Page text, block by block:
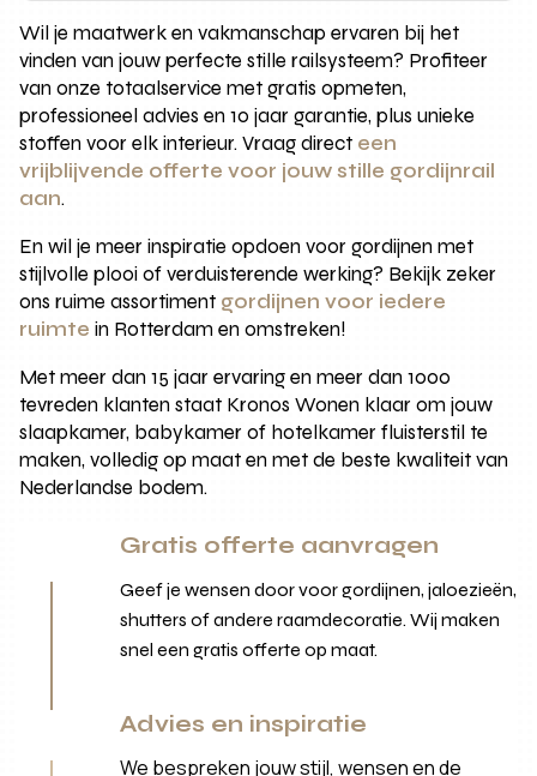
Wil je maatwerk en vakmanschap ervaren bij het
vinden van jouw perfecte stille railsysteem? Profiteer
van onze totaalservice met gratis opmeten,
professioneel advies en 10 jaar garantie, plus unieke
stoffen voor elk interieur. Vraag direct een
vrijblijvende offerte voor jouw stille gordijnrail
aan.
En wil je meer inspiratie opdoen voor gordijnen met
stijlvolle plooi of verduisterende werking? Bekijk zeker
ons ruime assortiment gordijnen voor iedere
ruimte in Rotterdam en omstreken!
Met meer dan 15 jaar ervaring en meer dan 1000
tevreden klanten staat Kronos Wonen klaar om jouw
slaapkamer, babykamer of hotelkamer fluisterstil te
maken, volledig op maat en met de beste kwaliteit van
Nederlandse bodem.
Gratis offerte aanvragen
Geef je wensen door voor gordijnen, jaloezieën,
shutters of andere raamdecoratie. Wij maken
snel een gratis offerte op maat.
Advies en inspiratie
We bespreken jouw stijl, wensen en de